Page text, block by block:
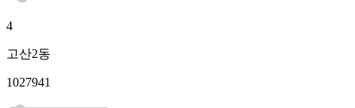
4
고산2동
1027941